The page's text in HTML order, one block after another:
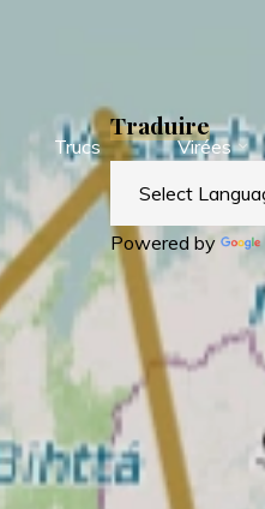
Trucs Virées
Traduire
Powered by